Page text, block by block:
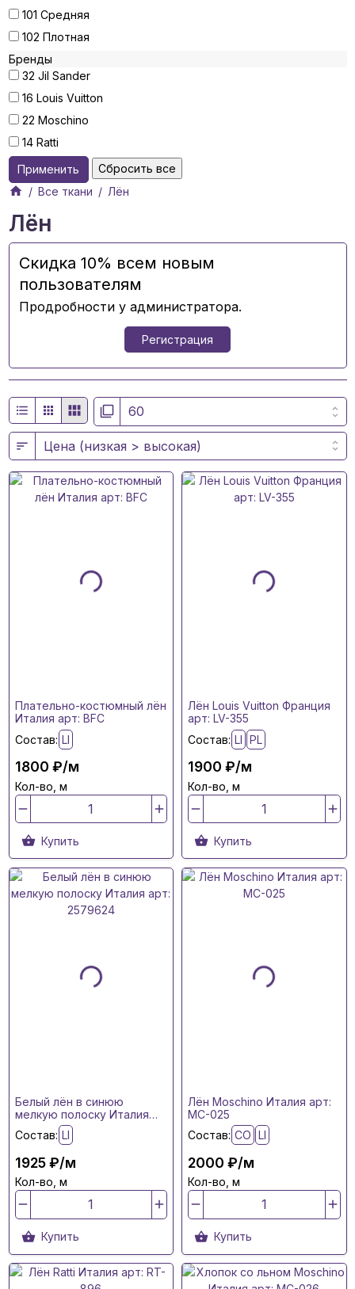
101 Средняя
102 Плотная
Бренды
32 Jil Sander
16 Louis Vuitton
22 Moschino
14 Ratti
Все ткани Лён
Лён
Скидка 10% всем новым
пользователям
Продробности у администратора.
Регистрация
Плательно-костюмный лён
Италия арт: BFC
Состав: LI
1800 ₽/м
Кол-во, м
Купить
Лён Louis Vuitton Франция
арт: LV-355
Состав: LI PL
1900 ₽/м
Кол-во, м
Купить
Белый лён в синюю
мелкую полоску Италия
арт: 2579624
Состав: LI
1925 ₽/м
Кол-во, м
Купить
Лён Moschino Италия арт:
MC-025
Состав: CO LI
2000 ₽/м
Кол-во, м
Купить